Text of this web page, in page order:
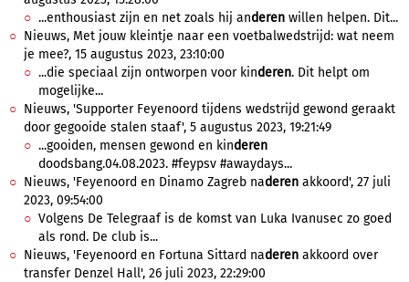
...enthousiast zijn en net zoals hij anderen willen helpen. Dit...
Nieuws, Met jouw kleintje naar een voetbalwedstrijd: wat neem
je mee?, 15 augustus 2023, 23:10:00
...die speciaal zijn ontworpen voor kinderen. Dit helpt om
mogelijke...
Nieuws, 'Supporter Feyenoord tijdens wedstrijd gewond geraakt
door gegooide stalen staaf', 5 augustus 2023, 19:21:49
...gooiden, mensen gewond en kinderen
doodsbang.04.08.2023. #feypsv #awaydays...
Nieuws, 'Feyenoord en Dinamo Zagreb naderen akkoord', 27 juli
2023, 09:54:00
Volgens De Telegraaf is de komst van Luka Ivanusec zo goed
als rond. De club is...
Nieuws, 'Feyenoord en Fortuna Sittard naderen akkoord over
transfer Denzel Hall', 26 juli 2023, 22:29:00